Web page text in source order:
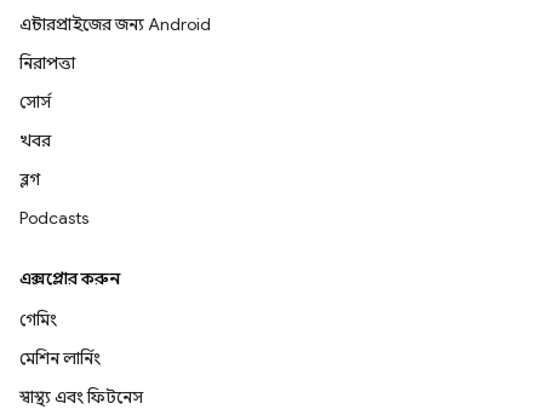
এন্টারপ্রাইজের জন্য Android
নিরাপত্তা
সোর্স
খবর
ব্লগ
Podcasts
এক্সপ্লোর করুন
গেমিং
মেশিন লার্নিং
স্বাস্থ্য এবং ফিটনেস